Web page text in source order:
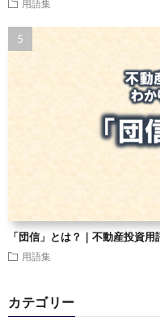
用語集
「団信」とは？｜不動産投資用
用語集
カテゴリー